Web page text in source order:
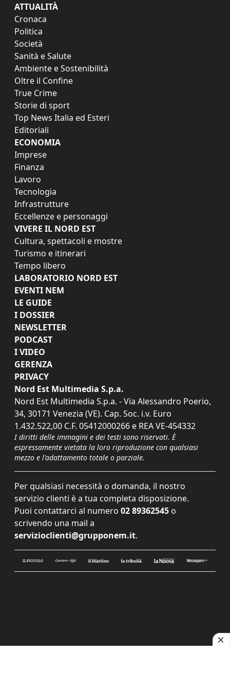
ATTUALITÀ
Cronaca
Politica
Società
Sanità e Salute
Ambiente e Sostenibilità
Oltre il Confine
True Crime
Storie di sport
Top News Italia ed Esteri
Editoriali
ECONOMIA
Imprese
Finanza
Lavoro
Tecnologia
Infrastrutture
Eccellenze e personaggi
VIVERE IL NORD EST
Cultura, spettacoli e mostre
Turismo e itinerari
Tempo libero
LABORATORIO NORD EST
EVENTI NEM
LE GUIDE
I DOSSIER
NEWSLETTER
PODCAST
I VIDEO
GERENZA
PRIVACY
Nord Est Multimedia S.p.a.
Nord Est Multimedia S.p.a. - Via Alessandro Poerio,
34, 30171 Venezia (VE). Cap. Soc. i.v. Euro
1.432.522,00 C.F. 05412000266 e REA VE-454332
I diritti delle immagini e dei testi sono riservati. È
espressamente vietata la loro riproduzione con qualsiasi
mezzo e l'adattamento totale o parziale.
Per qualsiasi necessità o domanda, il nostro
servizio clienti è a tua completa disposizione.
Puoi contattarci al numero 02 89362545 o
scrivendo una mail a
servizioclienti@grupponem.it.